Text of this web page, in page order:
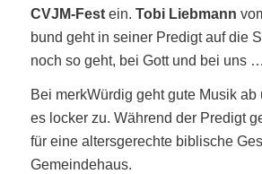
CVJM-Fest ein.Tobi Lieb­mann
bund geht in sei­ner Pre­digt auf die
noch so geht, bei Gott und bei uns …
Bei merk­Wür­dig geht gute Musik ab
es locker zu. Wäh­rend der Pre­digt
für eine alters­ge­rech­te bibli­sche
Gemeindehaus.